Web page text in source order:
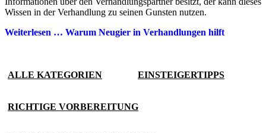
Wissen in der Verhandlung zu seinen Gunsten nutzen.
Weiterlesen … Warum Neugier in Verhandlungen hilft
ALLE KATEGORIEN EINSTEIGERTIPPS
RICHTIGE VORBEREITUNG